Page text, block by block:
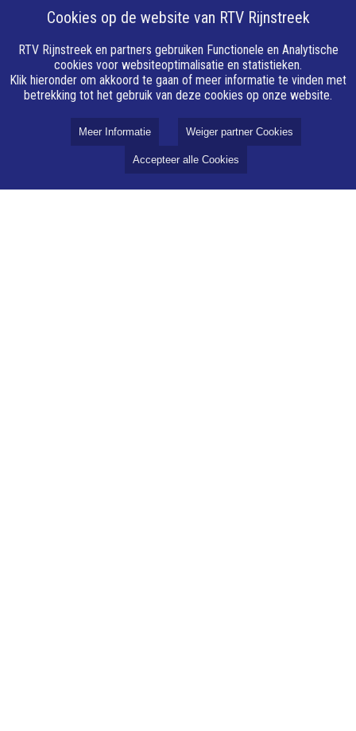
Cookies op de website van RTV Rijnstreek
RTV Rijnstreek en partners gebruiken Functionele en Analytische
cookies voor websiteoptimalisatie en statistieken.
Klik hieronder om akkoord te gaan of meer informatie te vinden met
betrekking tot het gebruik van deze cookies op onze website.
Meer Informatie Weiger partner Cookies
Accepteer alle Cookies